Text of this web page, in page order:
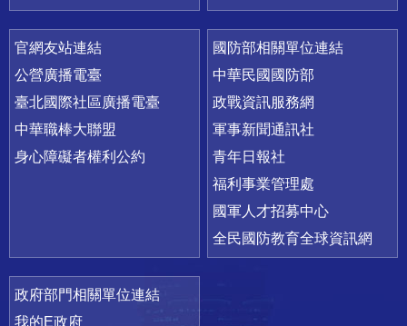
官網友站連結
公營廣播電臺
臺北國際社區廣播電臺
中華職棒大聯盟
身心障礙者權利公約
國防部相關單位連結
中華民國國防部
政戰資訊服務網
軍事新聞通訊社
青年日報社
福利事業管理處
國軍人才招募中心
全民國防教育全球資訊網
政府部門相關單位連結
我的E政府